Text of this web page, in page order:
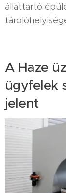
állattartó
A Haze
ügyfelek
jelent